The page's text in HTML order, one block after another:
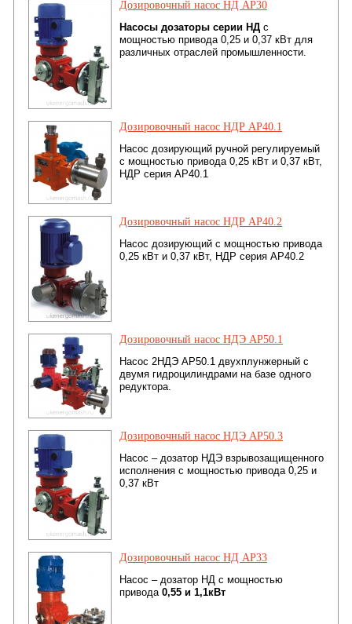
Дозировочный насос НД АР30
Насосы дозаторы серии НД с
мощностью привода 0,25 и 0,37 кВт для
различных отраслей промышленности.
Дозировочный насос НДР АР40.1
Насос дозирующий ручной регулируемый
с мощностью привода 0,25 кВт и 0,37 кВт,
НДР серия АР40.1
Дозировочный насос НДР АР40.2
Насос дозирующий с мощностью привода
0,25 кВт и 0,37 кВт, НДР серия АР40.2
Дозировочный насос НДЭ АР50.1
Насос 2НДЭ АР50.1 двухплунжерный с
двумя гидроцилиндрами на базе одного
редуктора.
Дозировочный насос НДЭ АР50.3
Насос – дозатор НДЭ взрывозащищенного
исполнения с мощностью привода 0,25 и
0,37 кВт
Дозировочный насос НД АР33
Насос – дозатор НД с мощностью
привода 0,55 и 1,1кВт